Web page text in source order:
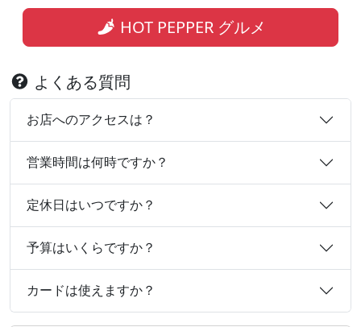
HOT PEPPER グルメ
よくある質問
お店へのアクセスは？
営業時間は何時ですか？
定休日はいつですか？
予算はいくらですか？
カードは使えますか？